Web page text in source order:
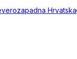
Hrvatska